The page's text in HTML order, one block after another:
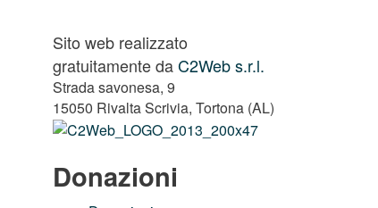
Sito web realizzato
gratuitamente daC2Web s.r.l.
Strada savonesa, 9
15050 Rivalta Scrivia, Tortona (AL)
Donazioni